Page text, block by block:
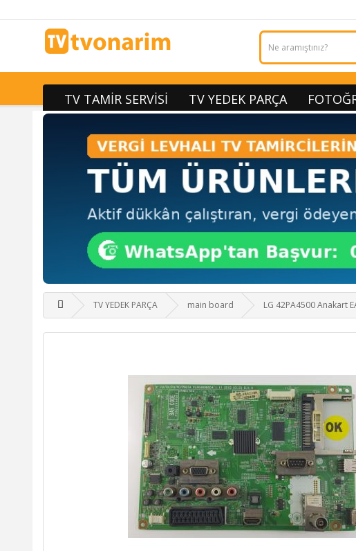
TV TAMİR SERVİSİ TV YEDEK PARÇA
TV YEDEK PARÇA main board LG 42PA4500 Anakart